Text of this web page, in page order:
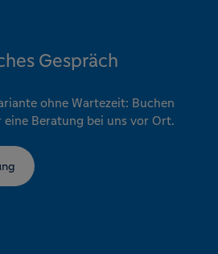
Gespräch
ohne Wartezeit: Buchen
eine Beratung bei uns vor Ort.